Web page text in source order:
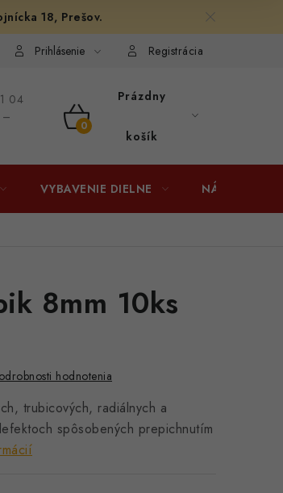
18, Prešov.
vyzdvihnutie v Prešove Ako funguje Packeta?
Prihlásenie Registrácia
04
–
NÁKUPNÝ
Prázdny
košík
VYBAVENIE DIELNE NÁRADIE
8mm 10ks
hodnotenia
trubicových, radiálnych a
spôsobených prepichnutím